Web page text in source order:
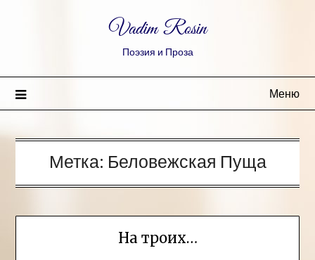
Vadim Rosin
Поэзия и Проза
Меню
Метка: Беловежская Пуща
На троих…